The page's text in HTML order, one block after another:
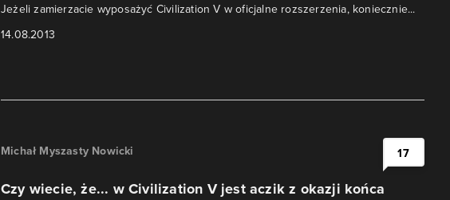
Jeżeli zamierzacie wyposażyć Civilization V w oficjalne rozszerzenia, koniecznie...
14.08.2013
Michał Myszasty Nowicki
Czy wiecie, że... w Civilization V jest aczik z okazji końca
17